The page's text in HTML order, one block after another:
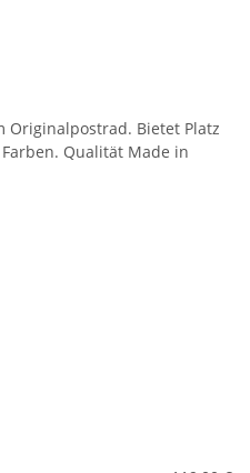
Originalpostrad. Bietet Platz
Qualität Made in